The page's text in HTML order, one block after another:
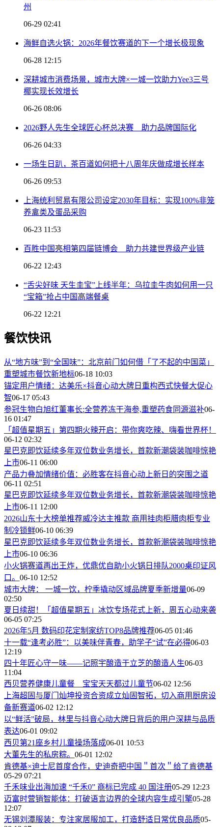
州
06-29 02:41
海鲜自选火锅：2026年餐饮赛道的下一个增长极现象
06-28 12:15
深耕城市消费场景，城市大牌×一城一饮助力Yee3三号
椰实现长效增长
06-26 08:06
2026野人先生全球匠心杯总决赛 助力品牌国际化
06-26 04:33
一场生日趴，茶百道如何把十八周年庆做成增长样本
06-26 09:53
上海统利贸易有限公司设定2030年目标：实现100%非笼
养禽类及蛋品采购
06-23 11:53
百胜中国亮相第四届链博会 助力共建世界级产业链
06-22 12:43
“舌尖好味 天生圭宝”上线半年：乌拉圭牛肉如何用一只
“宝箱”抢占中国高端餐桌
06-22 12:21
餐饮快讯
从“地方味”到“全国味”：北京前门如何借「了不起的中国菜」
重塑城市餐饮新地标06-18 10:03
锚定用户情绪：达美乐×抖音心动大牌日重构西式快餐大促心
智06-17 05:43
参冠生物白旭红董事长:全营养冻干海参,重塑药食同源滋补06-
16 01:47
「超值星期五」第四期火辣开启：带你爽吃辣、嗨看世界杯！
06-12 02:32
星巴克即饮延续多年双位数业务增长，首款新潮袋装咖啡惊艳
上市06-11 06:00
产品力叠加情绪价值：必胜客在抖音心动上新日的突围之道
06-11 02:51
星巴克即饮延续多年双位数业务增长，首款新潮袋装咖啡惊艳
上市06-11 12:00
2026山东十大榜单推荐威冷达主推款 商用挂肉柜腊肉柜专业
制冷锁鲜06-10 06:39
星巴克即饮延续多年双位数业务增长，首款新潮袋装咖啡惊艳
上市06-10 06:36
小火锅赛道再出王炸，优鼎优自助小火锅日排队2000桌印证风
口。 06-10 12:52
城市大牌： 一城一饮，柠季撬动区域品牌夏季新增量06-09
02:50
夏日续甜！「超值星期五」冰饮专场花式上新，周五心动来袭
06-05 07:25
2026年5月 数码印花定制家纺TOP8品牌推荐06-05 01:46
十一载“逢考必胜”：以美味伴青春，助学子“试”在必得06-03
12:19
四十年匠心守一味——记照宇酿造于立芝的酿造人生06-03
11:04
西贝营养健康儿童餐 宝宝天天都过儿童节06-02 12:56
上海超固与厦门灿坤投资合资成立灿固智拓，切入商用厨房设
备新赛道06-02 12:12
以“鲜活”破局，林里与抖音心动大牌日背后的用户深耕与品质
表达06-01 09:02
西贝第21座乡村儿童操场落成06-01 10:53
大董先生的私房粽。 06-01 12:02
肯德基×迪士尼首度合作，史迪奇把中国＂首次＂给了肯德基
05-29 07:21
千禾味业出海加速 “千禾0” 商标已完成 40 国注册05-29 12:23
迈富时营销智能体：打破语言边界的全球内容生成引擎05-28
12:07
无锡刘潭服装：专注家居服加工，打造舒适日常优良品质05-